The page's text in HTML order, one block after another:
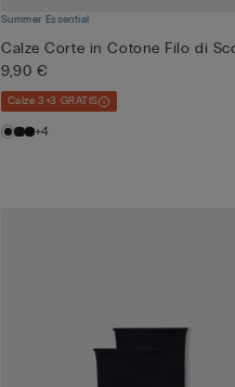
Summer Essential
Calze Corte in Cotone Filo di
9,90 €
Calze 3+3 GRATIS
+4